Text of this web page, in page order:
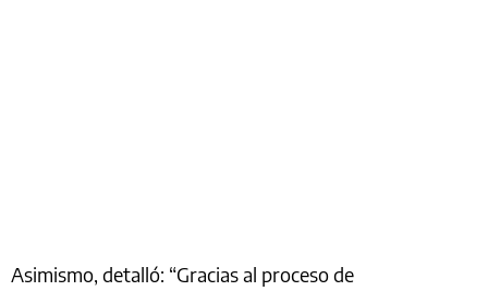
Asimismo, detalló: “Gracias al proceso de